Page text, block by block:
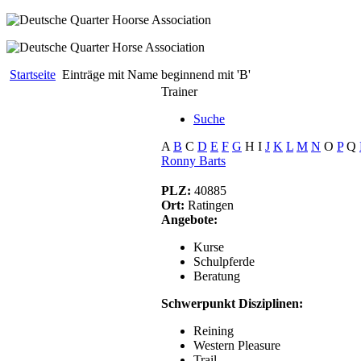
Startseite Einträge mit Name beginnend mit 'B'
Trainer
Suche
A B C D E F G H I J K L M N O P Q
Ronny Barts
PLZ: 40885
Ort: Ratingen
Angebote:
Kurse
Schulpferde
Beratung
Schwerpunkt Disziplinen:
Reining
Western Pleasure